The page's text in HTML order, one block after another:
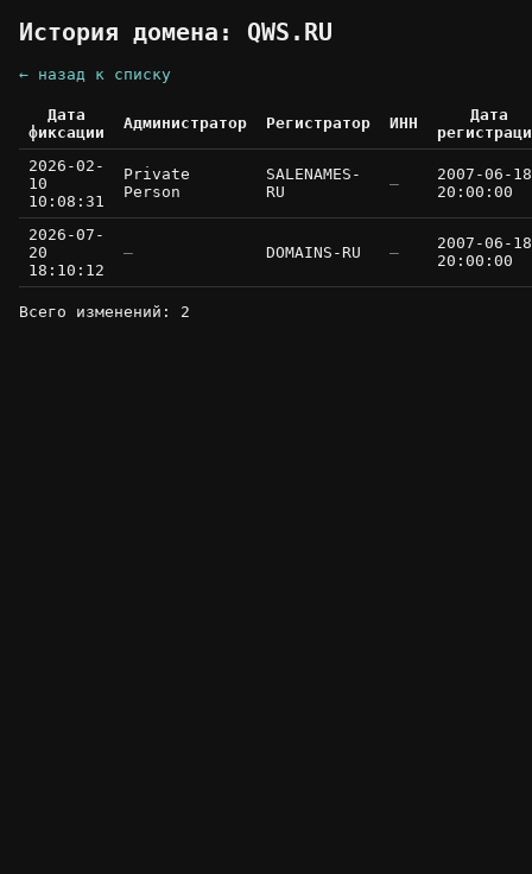
История домена: QWS.RU
← назад к списку
Дата
фиксации
Администратор Регистратор ИНН
Дата
2026-02-
10
10:08:31
Private
Person
SALENAMES-
RU
—
2007-06-18
20:00:00
2026-07-
20
18:10:12
— DOMAINS-RU —
2007-06-18
20:00:00
Всего изменений: 2